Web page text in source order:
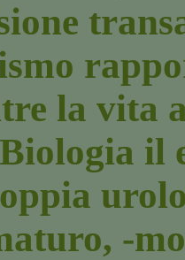
la vita
il
-